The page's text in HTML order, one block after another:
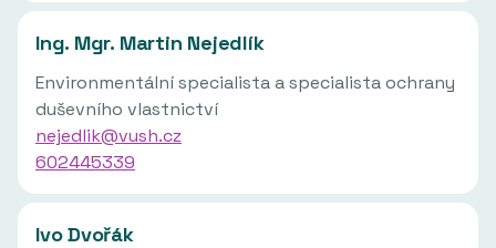
Ing. Mgr. Martin Nejedlík
Environmentální specialista a specialista ochrany
duševního vlastnictví
nejedlik@vush.cz
602445339
Ivo Dvořák